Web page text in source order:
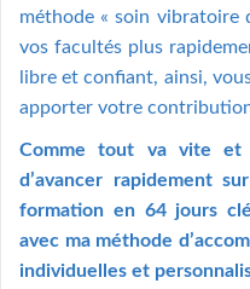
méthode « soin vibratoire
vos facultés plus
libre et confiant, ainsi,
apporter votre
Comme tout va vite et
d’avancer rapidement
formation en 64 jours
avec ma méthode
individuelles et